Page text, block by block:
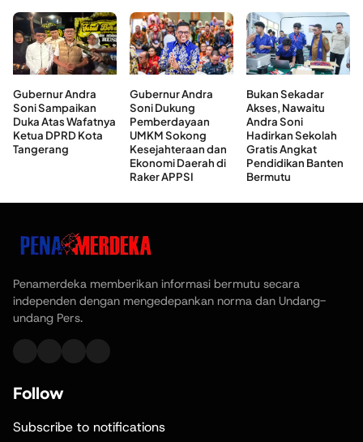
Gubernur Andra
Soni Sampaikan
Duka Atas Wafatnya
Ketua DPRD Kota
Tangerang
Gubernur Andra
Soni Dukung
Pemberdayaan
UMKM Sokong
Kesejahteraan dan
Ekonomi Daerah di
Raker APPSI
Bukan Sekadar
Akses, Nawaitu
Andra Soni
Hadirkan Sekolah
Gratis Angkat
Pendidikan Banten
Bermutu
Penamerdeka memberikan informasi bermutu secara
independen dengan mengedepankan norma dan Undang-
undang Pers.
Follow
Subscribe to notifications